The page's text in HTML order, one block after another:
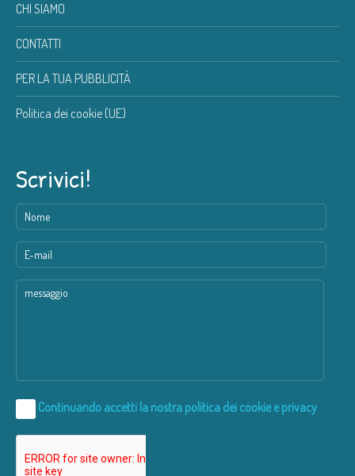
CHI SIAMO
CONTATTI
PER LA TUA PUBBLICITÀ
Politica dei cookie (UE)
Scrivici!
Continuando accetti la nostra politica dei cookie e privacy